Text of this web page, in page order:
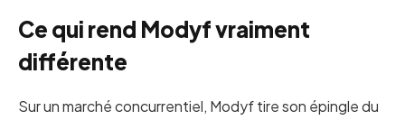
Ce qui rend Modyf vraiment
différente
Sur un marché concurrentiel, Modyf tire son épingle du